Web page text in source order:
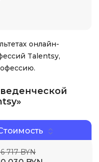
онлайн-
Talentsy,
717 BYN